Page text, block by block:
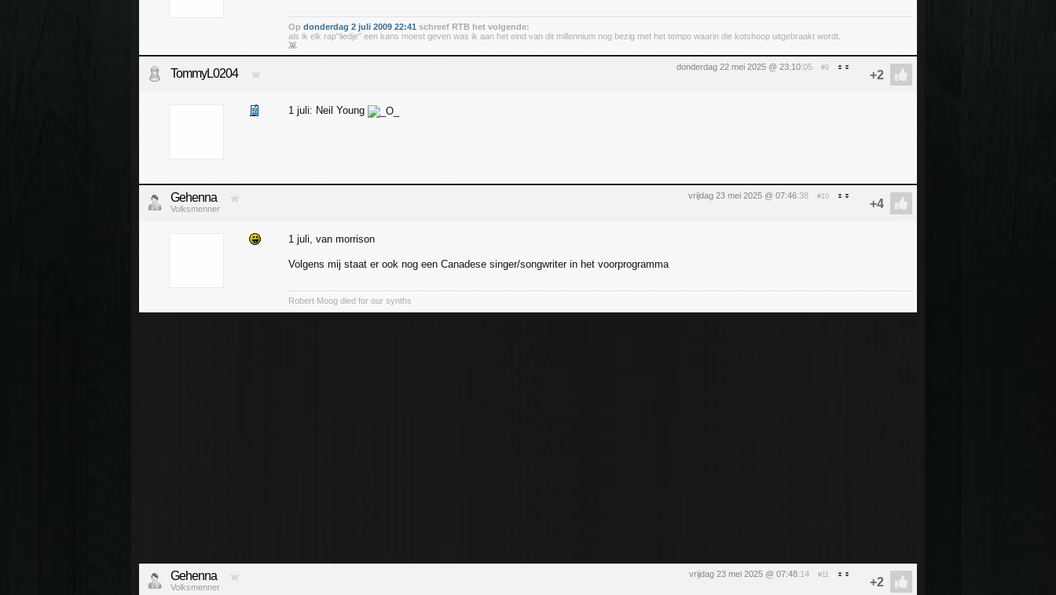
Op donderdag 2 juli 2009 22:41 schreef RTB het volgende:
als ik elk rap"liedje" een kans moest geven was ik aan het eind van dit millennium nog bezig met het tempo waarin die kotshoop uitgebraakt wordt.
👾
donderdag 22 mei 2025 @ 23:10:05 #9
TommyL0204
1 juli: Neil Young
vrijdag 23 mei 2025 @ 07:46:38 #10
Gehenna
Volksmenner
1 juli, van morrison
Volgens mij staat er ook nog een Canadese singer/songwriter in het voorprogramma
Robert Moog died for our synths
vrijdag 23 mei 2025 @ 07:48:14 #11
Gehenna
Volksmenner